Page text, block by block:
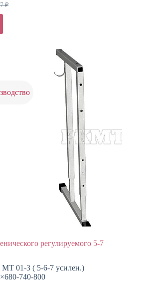
₽
₽.
₽.
регулируемого 5-7
МТ 01-3 ( 5-6-7 усилен.)
740-800